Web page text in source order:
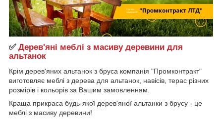
✅ Дерев'яні меблі з масиву деревини для
альтанок
Крім дерев'яних альтанок з бруса компанія "Промконтракт"
виготовляє меблі з дерева для альтанок, навісів, терас різних
розмірів і кольорів за Вашим замовленням.
Краща прикраса будь-якої дерев'яної альтанки з брусу - це
меблі з масиву деревини!